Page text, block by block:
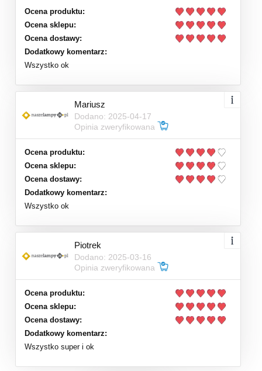
Ocena produktu:
Ocena sklepu:
Ocena dostawy:
Dodatkowy komentarz:
Wszystko ok
Mariusz
Dodano: 2025-04-17
Opinia zweryfikowana
Ocena produktu:
Ocena sklepu:
Ocena dostawy:
Dodatkowy komentarz:
Wszystko ok
Piotrek
Dodano: 2025-03-16
Opinia zweryfikowana
Ocena produktu:
Ocena sklepu:
Ocena dostawy:
Dodatkowy komentarz:
Wszystko super i ok